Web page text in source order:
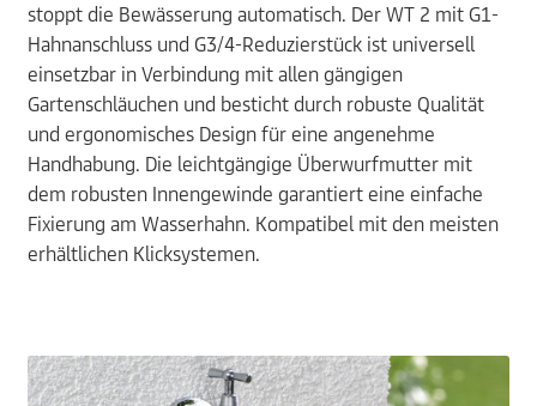
stoppt die Bewässerung automatisch. Der WT 2 mit G1-
Hahnanschluss und G3/4-Reduzierstück ist universell
einsetzbar in Verbindung mit allen gängigen
Gartenschläuchen und besticht durch robuste Qualität
und ergonomisches Design für eine angenehme
Handhabung. Die leichtgängige Überwurfmutter mit
dem robusten Innengewinde garantiert eine einfache
Fixierung am Wasserhahn. Kompatibel mit den meisten
erhältlichen Klicksystemen.